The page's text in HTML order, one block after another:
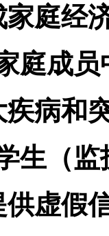
家庭经
庭成
疾病和
生（
供虚假